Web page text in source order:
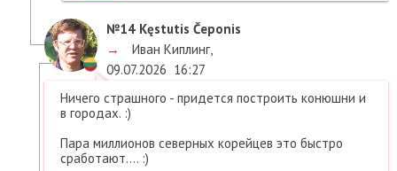
№14 Kęstutis Čeponis
→
Иван Киплинг,
09.07.2026 16:27
Ничего страшного - придется построить конюшни и
в городах. :)
Пара миллионов северных корейцев это быстро
сработают.... :)